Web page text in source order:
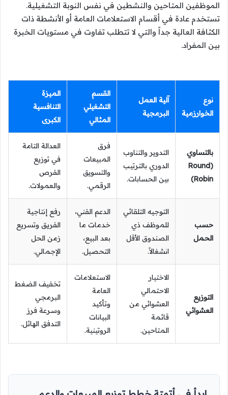
الموظفين المتاحين والنشطين في نفس النوبة التشغيلية.
تستخدم عادة في أقسام الاستعلامات العامة أو الأنشطة ذات
الكثافة العالية جداً والتي لا تتطلب تفاوت في مستويات الخبرة
بين المفراد.
نوع
الخوارزمية
آلية العمل
البرمجية
القسم
التشغيلي
المثالي
الميزة
التنافسية
الكبرى
بالتساوي
(Round
Robin)
التدوير والتناوب
الدوري بالترتيب
بين الحسابات.
فرق
المبيعات
والتسويق
الرقمي.
العدالة التامة
في توزيع
الفرص
والعمولات.
حسب
الحمل
التوجيه التلقائي
للموظف ذي
الصندوق الأقل
انشغالاً.
الدعم الفني،
خدمات ما
بعد البيع،
التحصيل.
رفع إنتاجية
الفريق وتسريع
زمن الحل
الإجمالي.
التوزيع
العشوائي
الاختيار
الاحتمالي
العشوائي من
قائمة
المتاحين.
الاستعلامات
العامة
وتأكيد
البيانات
الروتينية.
تخفيف الضغط
البرمجي
وسرعة فرز
التدفق الهائل.